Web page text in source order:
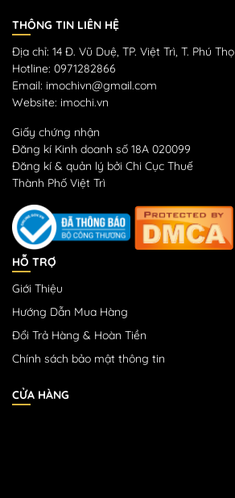
THÔNG TIN LIÊN HỆ
Địa chỉ: 14 Đ. Vũ Duệ, TP. Việt Trì, T. Phú Thọ
Hotline: 0971282866
Email: imochivn@gmail.com
Website: imochi.vn
Giấy chứng nhận
Đăng kí Kinh doanh số 18A 020099
Đăng kí & quản lý bởi Chi Cục Thuế
Thành Phố Việt Trì
HỖ TRỢ
Giới Thiệu
Hướng Dẫn Mua Hàng
Đổi Trả Hàng & Hoàn Tiền
Chính sách bảo mật thông tin
CỬA HÀNG